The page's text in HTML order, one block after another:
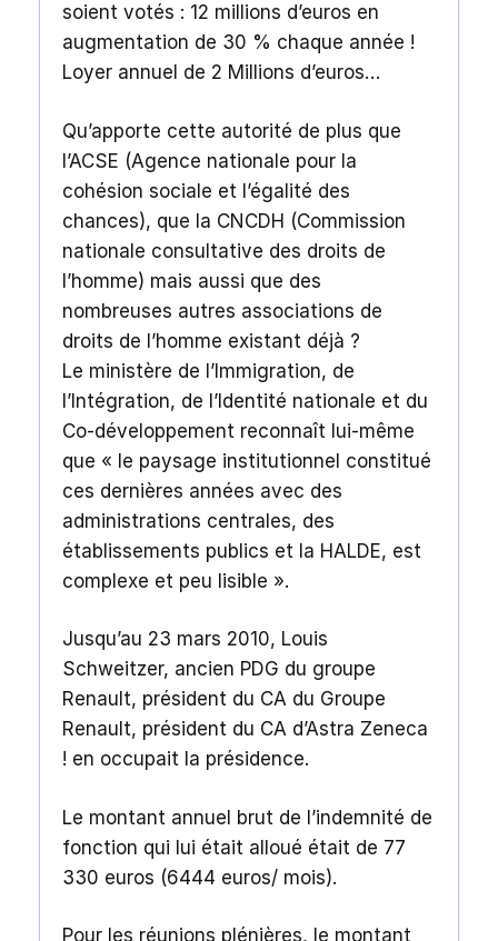
soient votés : 12 millions d’euros en
augmentation de 30 % chaque année !
Loyer annuel de 2 Millions d’euros…
Qu’apporte cette autorité de plus que
l’ACSE (Agence nationale pour la
cohésion sociale et l’égalité des
chances), que la CNCDH (Commission
nationale consultative des droits de
l’homme) mais aussi que des
nombreuses autres associations de
droits de l’homme existant déjà ?
Le ministère de l’Immigration, de
l’Intégration, de l’Identité nationale et du
Co-développement reconnaît lui-même
que « le paysage institutionnel constitué
ces dernières années avec des
administrations centrales, des
établissements publics et la HALDE, est
complexe et peu lisible ».
Jusqu’au 23 mars 2010, Louis
Schweitzer, ancien PDG du groupe
Renault, président du CA du Groupe
Renault, président du CA d’Astra Zeneca
! en occupait la présidence.
Le montant annuel brut de l’indemnité de
fonction qui lui était alloué était de 77
330 euros (6444 euros/ mois).
Pour les réunions plénières, le montant